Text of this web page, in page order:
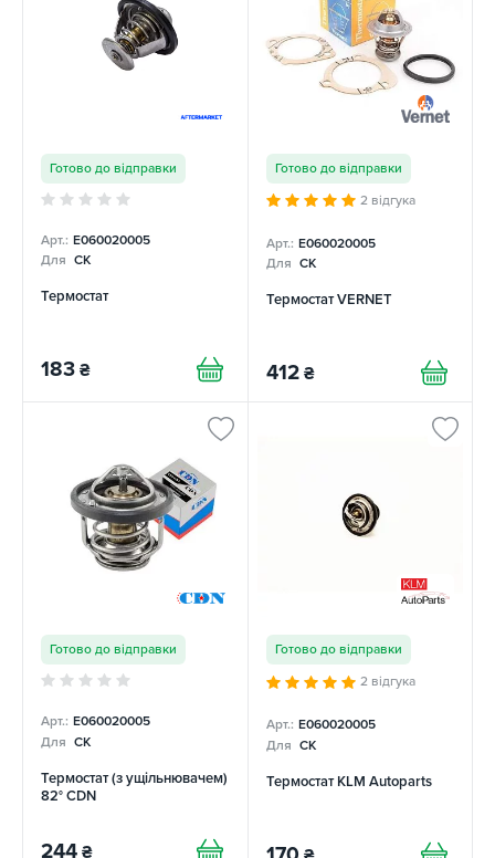
Готово до відправки
Арт.: E060020005
Для CK
Термостат
183 ₴
Готово до відправки
2 відгука
Арт.: E060020005
Для CK
Термостат VERNET
412 ₴
Готово до відправки
Арт.: E060020005
Для CK
Термостат (з ущільнювачем)
82° CDN
244 ₴
Готово до відправки
2 відгука
Арт.: E060020005
Для CK
Термостат KLM Autoparts